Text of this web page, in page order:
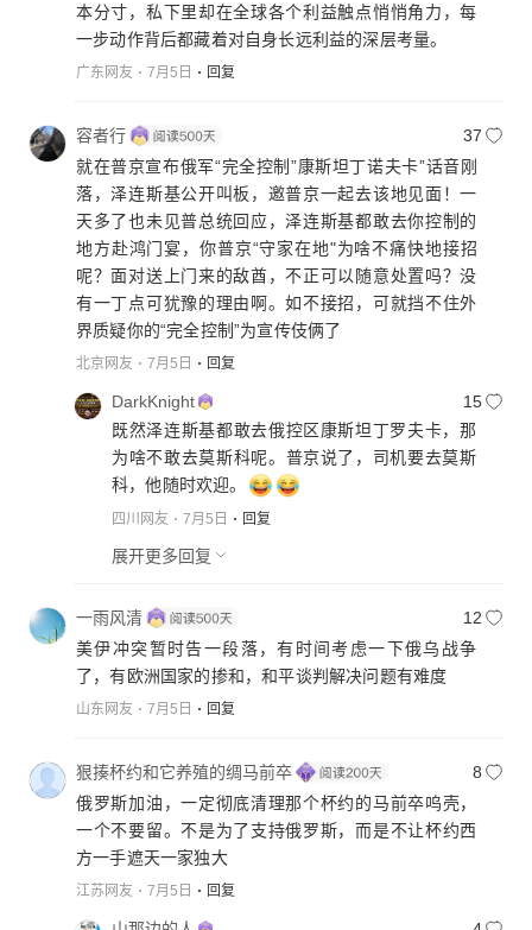
本分寸，私下里却在全球各个利益触点悄悄角力，每
一步动作背后都藏着对自身长远利益的深层考量。
广东网友 7月5日 回复
容者行
37
就在普京宣布俄军“完全控制”康斯坦丁诺夫卡”话音刚
落，泽连斯基公开叫板，邀普京一起去该地见面！一
天多了也未见普总统回应，泽连斯基都敢去你控制的
地方赴鸿门宴，你普京“守家在地"为啥不痛快地接招
呢？面对送上门来的敌酋，不正可以随意处置吗？没
有一丁点可犹豫的理由啊。如不接招，可就挡不住外
界质疑你的“完全控制”为宣传伎俩了
北京网友 7月5日 回复
DarkKnight
15
既然泽连斯基都敢去俄控区康斯坦丁罗夫卡，那
为啥不敢去莫斯科呢。普京说了，司机要去莫斯
科，他随时欢迎。
四川网友 7月5日 回复
展开更多回复
一雨风清
12
美伊冲突暂时告一段落，有时间考虑一下俄乌战争
了，有欧洲国家的掺和，和平谈判解决问题有难度
山东网友 7月5日 回复
狠揍杯约和它养殖的绸马前卒
8
俄罗斯加油，一定彻底清理那个杯约的马前卒呜壳，
一个不要留。不是为了支持俄罗斯，而是不让杯约西
方一手遮天一家独大
江苏网友 7月5日 回复